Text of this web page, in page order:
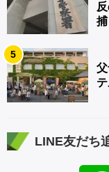
5
LINE友だち